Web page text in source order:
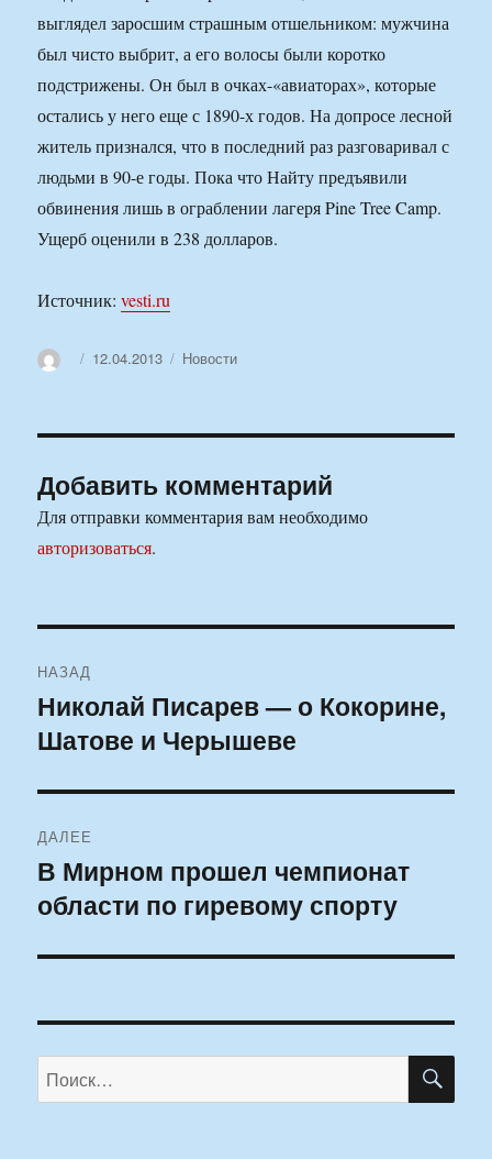
выглядел заросшим страшным отшельником: мужчина
был чисто выбрит, а его волосы были коротко
подстрижены. Он был в очках-«авиаторах», которые
остались у него еще с 1890-х годов. На допросе лесной
житель признался, что в последний раз разговаривал с
людьми в 90-е годы. Пока что Найту предъявили
обвинения лишь в ограблении лагеря Pine Tree Camp.
Ущерб оценили в 238 долларов.
Источник:vesti.ru
АвторОпубликовано
12.04.2013 Рубрики
Новости
Добавить комментарий
Для отправки комментария вам необходимо
авторизоваться.
по
записям
НАЗАД
Предыдущая
запись:
Николай Писарев — о Кокорине,
Шатове и Черышеве
ДАЛЕЕ
Следующая
запись:
В Мирном прошел чемпионат
области по гиревому спорту
Искать: